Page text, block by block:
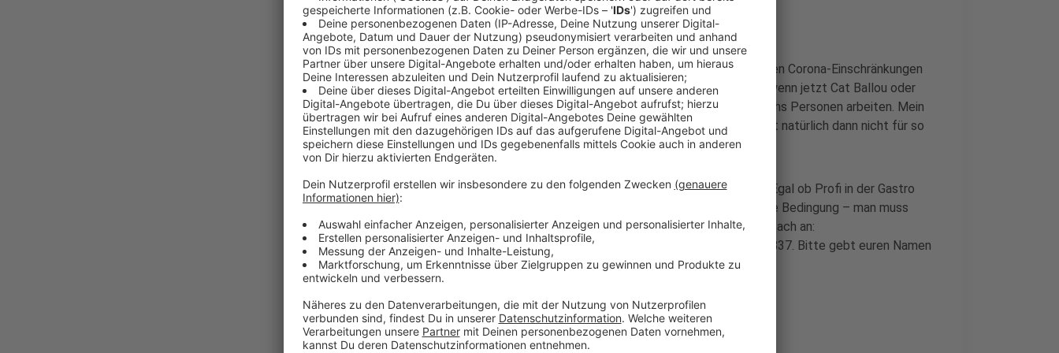
"Das ist ein generelles Problem, das wir haben. Nach drei Jahren Corona-Einschränkungen
haben wir natürlich viele von unserem Personal verloren. Und wenn jetzt Cat Ballou oder
Brings auf der Bühne stehen, dann müssen in jedem Stand sechs Personen arbeiten. Mein
Stammpersonal hat sich auch schon gemeldet, aber das reicht natürlich dann nicht für so
eine riesige Veranstaltung."
Der Veranstalter ruft deshalb nochmal dazu auf, sich zu melden. Egal ob Profi in der Gastro
oder Anfänger – das spiele keine Rolle, so Nolden. Es gibt nur eine Bedingung – man muss
mindestens 16 Jahre alt sein. Um euch zu bewerben, schreibt einfach an:
info@veranstaltungsbuero.de oder per WhatsApp an: 0171-2867837. Bitte gebt euren Namen
und die Telefonnummer mit an.